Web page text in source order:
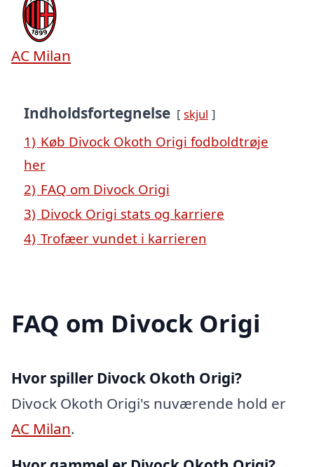
AC Milan
Indholdsfortegnelse skjul
1) Køb Divock Okoth Origi fodboldtrøje
her
2) FAQ om Divock Origi
3) Divock Origi stats og karriere
4) Trofæer vundet i karrieren
FAQ om Divock Origi
Hvor spiller Divock Okoth Origi?
Divock Okoth Origi's nuværende hold er
AC Milan.